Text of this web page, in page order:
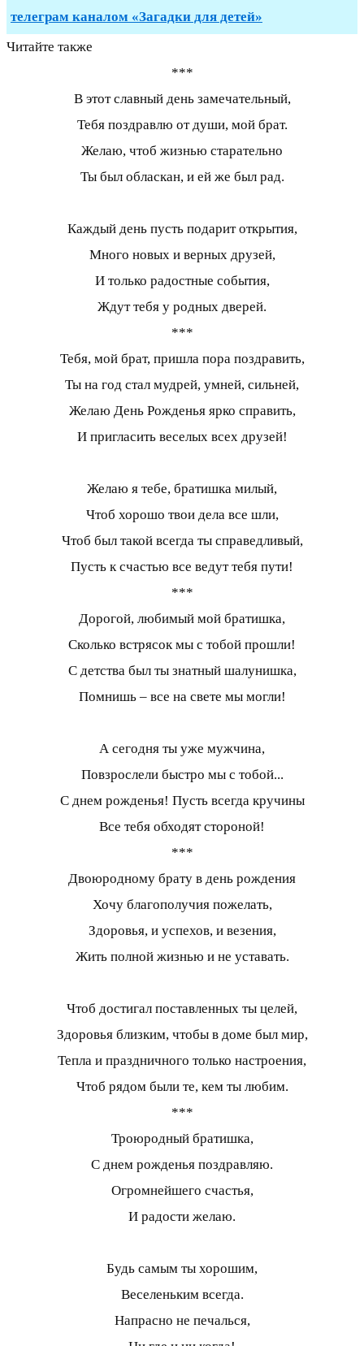
телеграм каналом «Загадки для детей»
Читайте также
***
В этот славный день замечательный,
Тебя поздравлю от души, мой брат.
Желаю, чтоб жизнью старательно
Ты был обласкан, и ей же был рад.
Каждый день пусть подарит открытия,
Много новых и верных друзей,
И только радостные события,
Ждут тебя у родных дверей.
***
Тебя, мой брат, пришла пора поздравить,
Ты на год стал мудрей, умней, сильней,
Желаю День Рожденья ярко справить,
И пригласить веселых всех друзей!
Желаю я тебе, братишка милый,
Чтоб хорошо твои дела все шли,
Чтоб был такой всегда ты справедливый,
Пусть к счастью все ведут тебя пути!
***
Дорогой, любимый мой братишка,
Сколько встрясок мы с тобой прошли!
С детства был ты знатный шалунишка,
Помнишь – все на свете мы могли!
А сегодня ты уже мужчина,
Повзрослели быстро мы с тобой...
С днем рожденья! Пусть всегда кручины
Все тебя обходят стороной!
***
Двоюродному брату в день рождения
Хочу благополучия пожелать,
Здоровья, и успехов, и везения,
Жить полной жизнью и не уставать.
Чтоб достигал поставленных ты целей,
Здоровья близким, чтобы в доме был мир,
Тепла и праздничного только настроения,
Чтоб рядом были те, кем ты любим.
***
Троюродный братишка,
С днем рожденья поздравляю.
Огромнейшего счастья,
И радости желаю.
Будь самым ты хорошим,
Веселеньким всегда.
Напрасно не печалься,